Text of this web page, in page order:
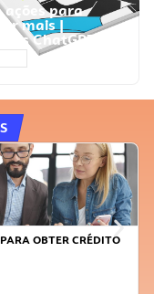
ações para
mais |
ChatGPT
OBTER CRÉDITO